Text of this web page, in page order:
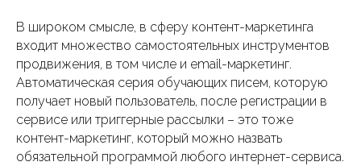
В широком смысле, в сферу контент-маркетинга
входит множество самостоятельных инструментов
продвижения, в том числе и email-маркетинг.
Автоматическая серия обучающих писем, которую
получает новый пользователь, после регистрации в
сервисе или триггерные рассылки – это тоже
контент-маркетинг, который можно назвать
обязательной программой любого интернет-сервиса.